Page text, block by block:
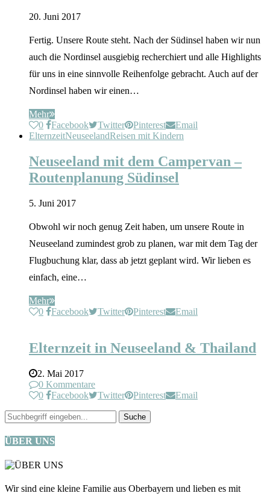
20. Juni 2017
Fertig. Unsere Route steht. Nach der Südinsel haben wir nun
auch die Nordinsel ausgiebig recherchiert und alle Highlights
für uns in eine sinnvolle Reihenfolge gebracht. Auch auf der
Nordinsel haben wir einen…
Mehr
0
Facebook Twitter Pinterest
Email
ElternzeitNeuseelandReisen mit Kindern
Neuseeland mit dem Campervan –
Routenplanung Südinsel
5. Juni 2017
Obwohl wir noch genug Zeit haben, um unsere Route in
Neuseeland zumindest grob zu planen, war mit dem Tag der
Flugbuchung klar, dass ab jetzt geplant wird. Wir lieben es
einfach, eine…
Mehr
0
Facebook Twitter Pinterest
Email
Elternzeit in Neuseeland & Thailand
2. Mai 2017
0 Kommentare
0
Facebook Twitter Pinterest Email
ÜBER UNS
Wir sind eine kleine Familie aus Oberbayern und lieben es mit